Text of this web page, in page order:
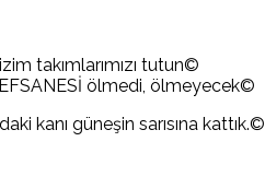
takımlarımızı tutun©
ölmedi, ölmeyecek©
kanı güneşin sarısına kattık.©